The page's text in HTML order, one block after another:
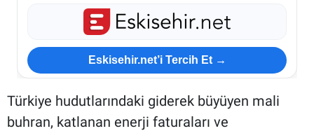
Eskisehir.net’i Tercih Et →
Türkiye hudutlarındaki giderek büyüyen mali
buhran, katlanan enerji faturaları ve